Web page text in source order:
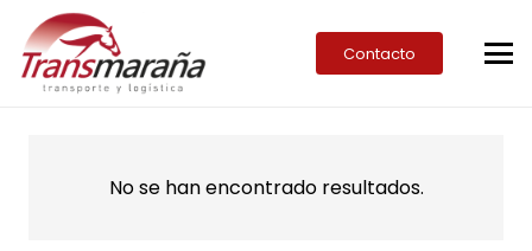
Contacto
No se han encontrado resultados.